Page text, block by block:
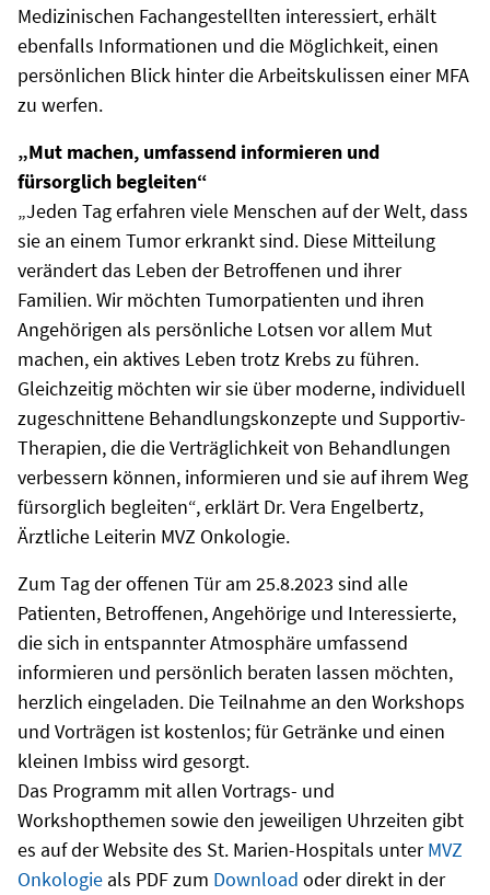
Medizinischen Fachangestellten interessiert, erhält
ebenfalls Informationen und die Möglichkeit, einen
persönlichen Blick hinter die Arbeitskulissen einer MFA
zu werfen.
„Mut machen, umfassend informieren und
fürsorglich begleiten“
„Jeden Tag erfahren viele Menschen auf der Welt, dass
sie an einem Tumor erkrankt sind. Diese Mitteilung
verändert das Leben der Betroffenen und ihrer
Familien. Wir möchten Tumorpatienten und ihren
Angehörigen als persönliche Lotsen vor allem Mut
machen, ein aktives Leben trotz Krebs zu führen.
Gleichzeitig möchten wir sie über moderne, individuell
zugeschnittene Behandlungskonzepte und Supportiv-
Therapien, die die Verträglichkeit von Behandlungen
verbessern können, informieren und sie auf ihrem Weg
fürsorglich begleiten“, erklärt Dr. Vera Engelbertz,
Ärztliche Leiterin MVZ Onkologie.
Zum Tag der offenen Tür am 25.8.2023 sind alle
Patienten, Betroffenen, Angehörige und Interessierte,
die sich in entspannter Atmosphäre umfassend
informieren und persönlich beraten lassen möchten,
herzlich eingeladen. Die Teilnahme an den Workshops
und Vorträgen ist kostenlos; für Getränke und einen
kleinen Imbiss wird gesorgt.
Das Programm mit allen Vortrags- und
Workshopthemen sowie den jeweiligen Uhrzeiten gibt
es auf der Website des St. Marien-Hospitals unterMVZ
Onkologie als PDF zum Download oder direkt in der